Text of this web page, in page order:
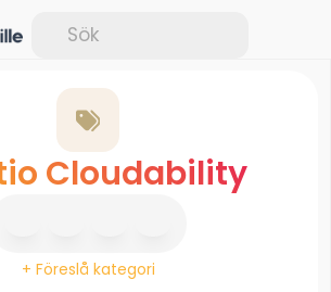
Cloudability
+ Föreslå kategori